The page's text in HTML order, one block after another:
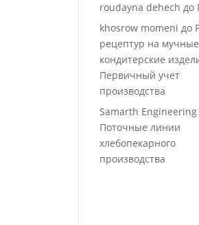
roudayna dehech до
khosrow momeni до
рецептур на мучные
кондитерские
Первичный учет
производства
Samarth Engineering
Поточные линии
хлебопекарного
производства